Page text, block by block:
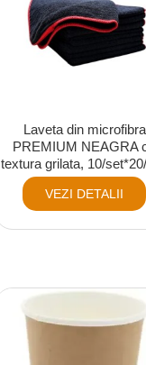
Laveta din microfibra
PREMIUM NEAGRA
textura grilata, 10/
VEZI DETALII